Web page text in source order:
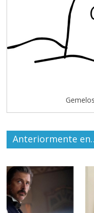
Anteriormente